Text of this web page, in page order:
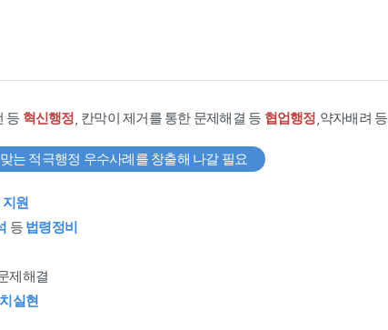
등 혁신행정 , 칸막이 제거를 통한 문제해결 등 협업행정 ,약자배려 등
는 적극행정 우수사례를 창출해 나갈 필요
원
등 법령정비
제해결
실현